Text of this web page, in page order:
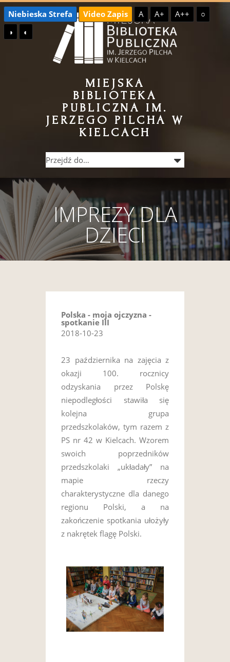
Przejdź
do
treści
Przejdź
do
menu
Niebieska Strefa Video Zapis A A+ A++
○
◑
◐
MIEJSKA
BIBLIOTEKA
PUBLICZNA IM.
JERZEGO PILCHA W
KIELCACH
IMPREZY DLA
DZIECI
Polska - moja ojczyzna -
spotkanie III
2018-10-23
23 października na zajęcia z
okazji 100. rocznicy
odzyskania przez Polskę
niepodległości stawiła się
kolejna grupa
przedszkolaków, tym razem z
PS nr 42 w Kielcach. Wzorem
swoich poprzedników
przedszkolaki „układały” na
mapie rzeczy
charakterystyczne dla danego
regionu Polski, a na
zakończenie spotkania ułożyły
z nakrętek flagę Polski.